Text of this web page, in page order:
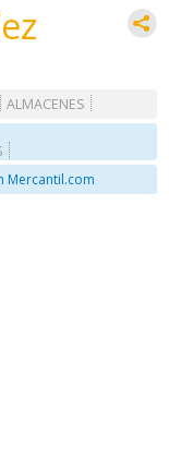
ALMACENES
Mercantil.com